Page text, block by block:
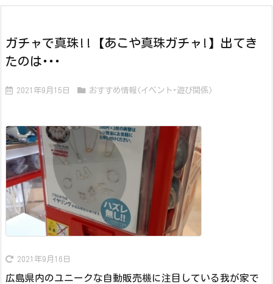
ガチャで真珠!!【あこや真珠ガチャ!】出てき
たのは･･･
2021年9月15日 おすすめ情報(イベント･遊び関係)
2021年9月16日
広島県内のユニークな自動販売機に注目している我が家で